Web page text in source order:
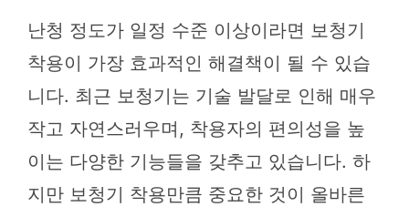
난청 정도가 일정 수준 이상이라면 보청기
착용이 가장 효과적인 해결책이 될 수 있습
니다. 최근 보청기는 기술 발달로 인해 매우
작고 자연스러우며, 착용자의 편의성을 높
이는 다양한 기능들을 갖추고 있습니다. 하
지만 보청기 착용만큼 중요한 것이 올바른